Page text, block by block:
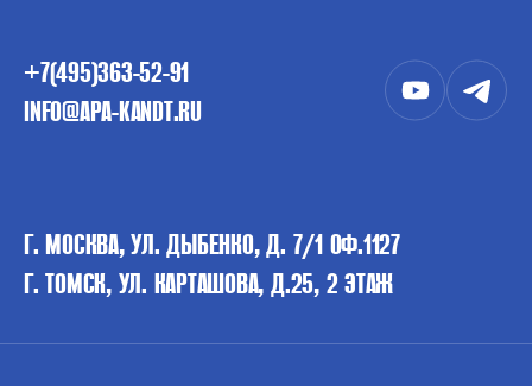
+7(495)363-52-91
INFO@APA-KANDT.RU
Г. МОСКВА, УЛ. ДЫБЕНКО, Д. 7/1 ОФ.1127
Г. ТОМСК, УЛ. КАРТАШОВА, Д.25, 2 ЭТАЖ